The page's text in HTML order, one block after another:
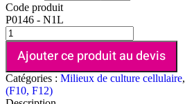
Code produit
P0146 - N1L
Ajouter ce produit au devis
Catégories : Milieux de culture cellulaire,
(F10, F12)